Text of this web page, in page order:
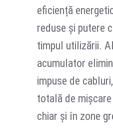
eficiență
reduse și putere
timpul utilizării.
acumulator
impuse de
totală de
chiar și în zone